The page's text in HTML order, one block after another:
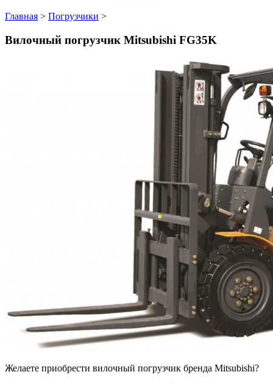
Главная > Погрузчики >
Вилочный погрузчик Mitsubishi FG35K
Желаете приобрести вилочный погрузчик бренда Mitsubishi?